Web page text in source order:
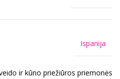
Ispanija
ir kūno priežiūros priemonės